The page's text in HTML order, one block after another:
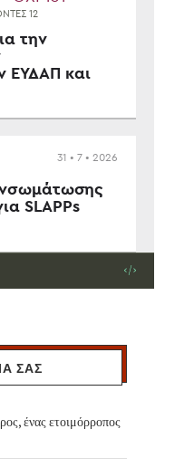
ΣΑΣ
ένας ετοιμόρροπος